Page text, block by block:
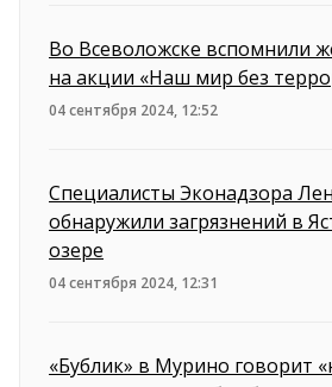
Во Всеволожске вспомнили
на акции «Наш мир без
04 сентября 2024, 12:52
Специалисты Эконадзора
обнаружили загрязнений в
озере
04 сентября 2024, 12:31
«Бублик» в Мурино говорит